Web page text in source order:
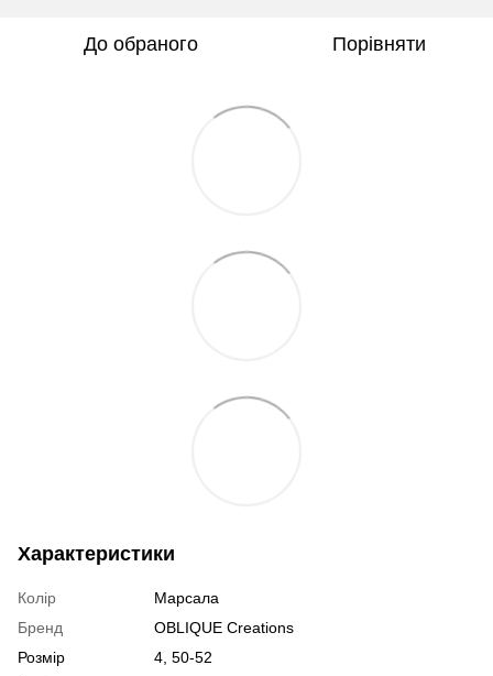
До обраного Порівняти
Характеристики
Колір
Марсала
Бренд
OBLIQUE Creations
Розмір
4, 50-52